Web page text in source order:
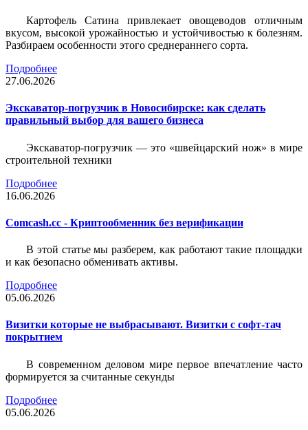
Картофель Сатина привлекает овощеводов отличным
вкусом, высокой урожайностью и устойчивостью к болезням.
Разбираем особенности этого среднераннего сорта.
Подробнее
27.06.2026
Экскаватор-погрузчик в Новосибирске: как сделать
правильный выбор для вашего бизнеса
Экскаватор-погрузчик — это «швейцарский нож» в мире
строительной техники
Подробнее
16.06.2026
Comcash.cc - Криптообменник без верификации
В этой статье мы разберем, как работают такие площадки
и как безопасно обменивать активы.
Подробнее
05.06.2026
Визитки которые не выбрасывают. Визитки с софт-тач
покрытием
В современном деловом мире первое впечатление часто
формируется за считанные секунды
Подробнее
05.06.2026